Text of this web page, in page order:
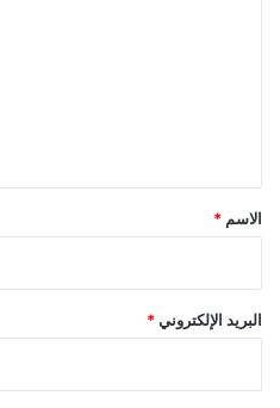
*
الاسم *
البريد الإلكتروني *